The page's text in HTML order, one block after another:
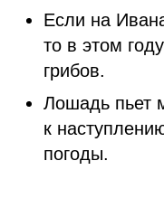
Если на
то в этом
грибов.
Лошадь
к
погоды.